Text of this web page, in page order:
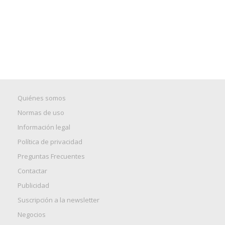
Quiénes somos
Normas de uso
Información legal
Política de privacidad
Preguntas Frecuentes
Contactar
Publicidad
Suscripción a la newsletter
Negocios